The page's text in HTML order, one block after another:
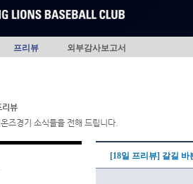
프리뷰 외부감사보고서
리뷰
즈경기 소식들을 전해 드립니다.
[18일 프리뷰] 갈길